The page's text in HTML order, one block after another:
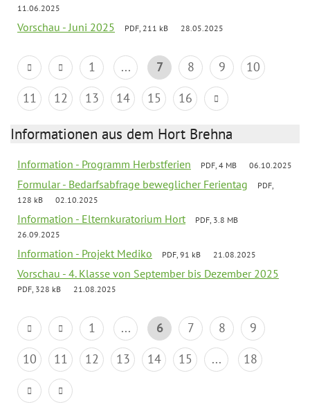
11.06.2025
Vorschau - Juni 2025 PDF, 211 kB 28.05.2025
1 ... 7 8 9
10
11
12 13 14 15 16
Informationen aus dem Hort Brehna
Information - Programm Herbstferien PDF, 4 MB 06.10.2025
Formular - Bedarfsabfrage beweglicher Ferientag
PDF,
128 kB
02.10.2025
Information - Elternkuratorium Hort
PDF, 3.8 MB
26.09.2025
Information - Projekt Mediko PDF, 91 kB 21.08.2025
Vorschau - 4. Klasse von September bis Dezember 2025
PDF, 328 kB 21.08.2025
1 ... 6 7 8
9
10
11 12 13 14 15 ... 18